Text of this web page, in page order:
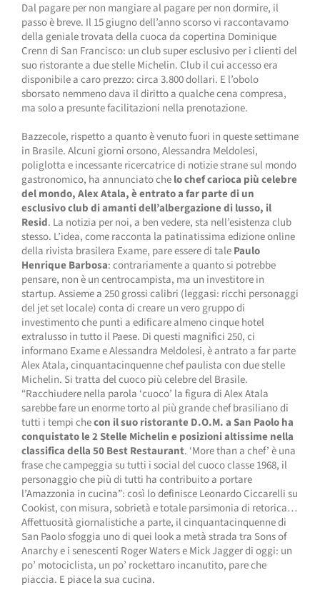
Dal pagare per non mangiare al pagare per non dormire, il
passo è breve. Il 15 giugno dell’anno scorso vi raccontavamo
della geniale trovata della cuoca da copertina Dominique
Crenn di San Francisco: un club super esclusivo per i clienti del
suo ristorante a due stelle Michelin. Club il cui accesso era
disponibile a caro prezzo: circa 3.800 dollari. E l’obolo
sborsato nemmeno dava il diritto a qualche cena compresa,
ma solo a presunte facilitazioni nella prenotazione.
Bazzecole, rispetto a quanto è venuto fuori in queste settimane
in Brasile. Alcuni giorni orsono, Alessandra Meldolesi,
poliglotta e incessante ricercatrice di notizie strane sul mondo
gastronomico, ha annunciato chelo chef carioca più celebre
del mondo, Alex Atala, è entrato a far parte di un
esclusivo club di amanti dell’albergazione di lusso, il
Resid. La notizia per noi, a ben vedere, sta nell’esistenza club
stesso. L’idea, come racconta la patinatissima edizione online
della rivista brasilera Exame, pare essere di talePaulo
Henrique Barbosa: contrariamente a quanto si potrebbe
pensare, non è un centrocampista, ma un investitore in
startup. Assieme a 250 grossi calibri (leggasi: ricchi personaggi
del jet set locale) conta di creare un vero gruppo di
investimento che punti a edificare almeno cinque hotel
extralusso in tutto il Paese. Di questi magnifici 250, ci
informano Exame e Alessandra Meldolesi, è antrato a far parte
Alex Atala, cinquantacinquenne chef paulista con due stelle
Michelin. Si tratta del cuoco più celebre del Brasile.
“Racchiudere nella parola ‘cuoco’ la figura di Alex Atala
sarebbe fare un enorme torto al più grande chef brasiliano di
tutti i tempi checon il suo ristorante D.O.M. a San Paolo ha
conquistato le 2 Stelle Michelin e posizioni altissime nella
classifica della 50 Best Restaurant. ‘More than a chef’ è una
frase che campeggia su tutti i social del cuoco classe 1968, il
personaggio che più di tutti ha contribuito a portare
l’Amazzonia in cucina”: così lo definisce Leonardo Ciccarelli su
Cookist, con misura, sobrietà e totale parsimonia di retorica…
Affettuosità giornalistiche a parte, il cinquantacinquenne di
San Paolo sfoggia uno di quei look a metà strada tra Sons of
Anarchy e i senescenti Roger Waters e Mick Jagger di oggi: un
po’ motociclista, un po’ rockettaro incanutito, pare che
piaccia. E piace la sua cucina.